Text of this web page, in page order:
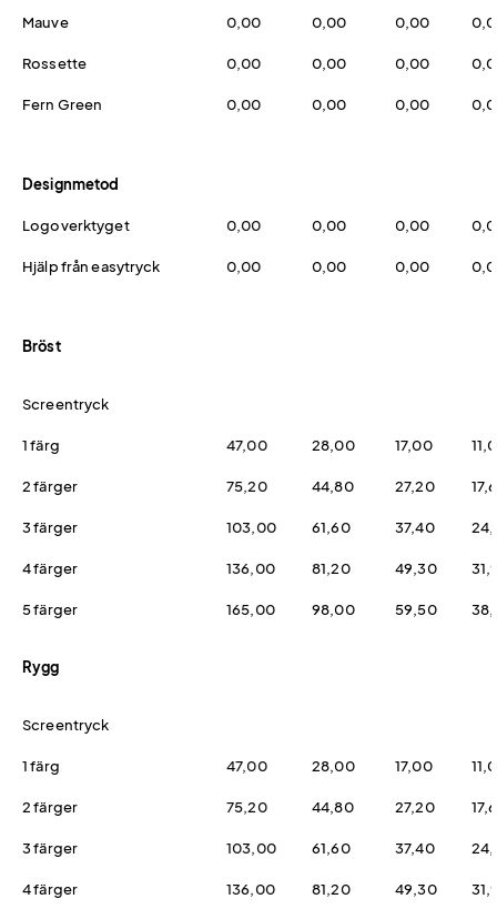
Mauve 0,00 0,00 0,00
Rossette 0,00 0,00 0,00
Fern Green 0,00 0,00 0,00
Designmetod
Logoverktyget 0,00 0,00 0,00
Hjälp från easytryck 0,00 0,00 0,00
Bröst
Screentryck
1 färg 47,00 28,00 17,00
2 färger 75,20 44,80 27,20
3 färger 103,00 61,60 37,40
4 färger 136,00 81,20 49,30
5 färger 165,00 98,00 59,50
Rygg
Screentryck
1 färg 47,00 28,00 17,00
2 färger 75,20 44,80 27,20
3 färger 103,00 61,60 37,40
4 färger 136,00 81,20 49,30